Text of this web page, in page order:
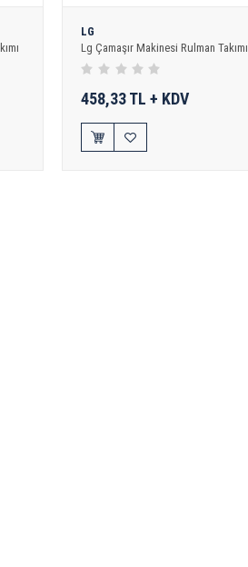
LG
Lg Çamaşır Makinesi Rulman Takımı
458,33 TL + KDV